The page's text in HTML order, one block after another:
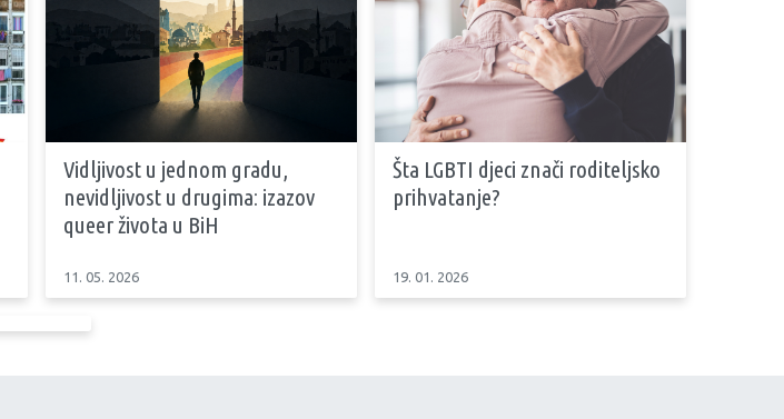
Vidljivost u jednom gradu,
nevidljivost u drugima: izazov
queer života u BiH
11. 05. 2026
Šta LGBTI djeci znači roditeljsko
prihvatanje?
19. 01. 2026